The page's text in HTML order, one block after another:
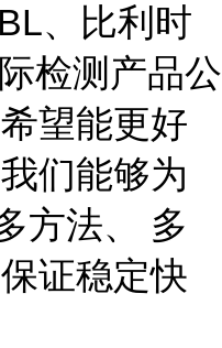
、比利时
检测产品公
望能更好
们能够为
方法、 多
证稳定快